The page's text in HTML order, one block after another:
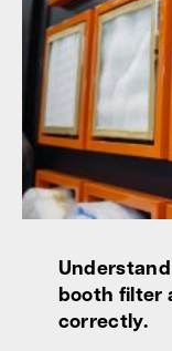
booth filter
correctly.